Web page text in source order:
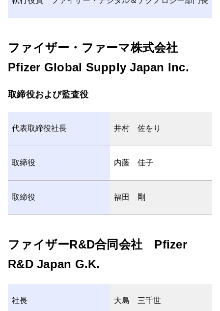
ファイザー・ファーマ株式会社
Pfizer Global Supply Japan Inc.
取締役および監査役
代表取締役社長 井村 佐をり
取締役 内藤 佳子
取締役 福田 剛
ファイザーR&D合同会社 Pfizer
R&D Japan G.K.
社長 大島 三千世